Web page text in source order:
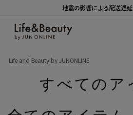
地震の影響による配送遅
Life and Beauty by JUNONLINE
すべてのア